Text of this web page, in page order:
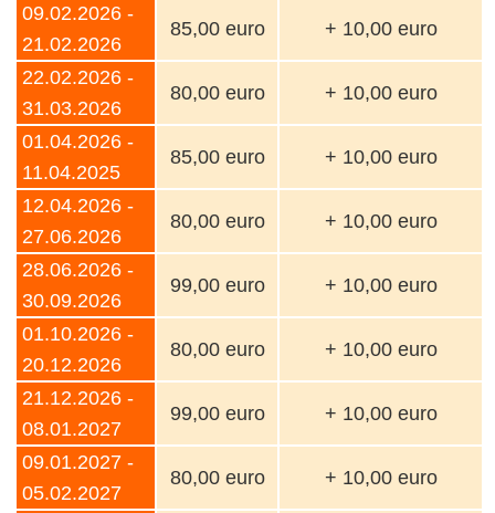
09.02.2026 -
21.02.2026
85,00 euro + 10,00 euro
22.02.2026 -
31.03.2026
80,00 euro + 10,00 euro
01.04.2026 -
11.04.2025
85,00 euro + 10,00 euro
12.04.2026 -
27.06.2026
80,00 euro + 10,00 euro
28.06.2026 -
30.09.2026
99,00 euro + 10,00 euro
01.10.2026 -
20.12.2026
80,00 euro + 10,00 euro
21.12.2026 -
08.01.2027
99,00 euro + 10,00 euro
09.01.2027 -
05.02.2027
80,00 euro + 10,00 euro